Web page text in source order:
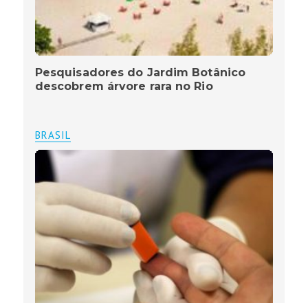
Pesquisadores do Jardim Botânico
descobrem árvore rara no Rio
BRASIL